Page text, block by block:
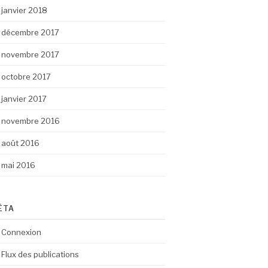
janvier 2018
décembre 2017
novembre 2017
octobre 2017
janvier 2017
novembre 2016
août 2016
mai 2016
Connexion
Flux des publications